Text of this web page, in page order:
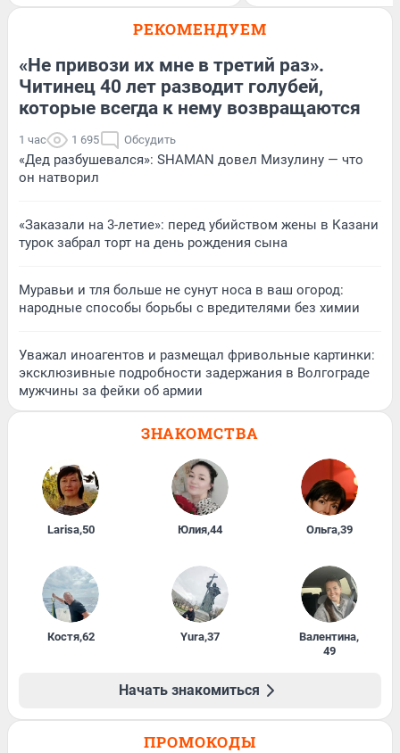
РЕКОМЕНДУЕМ
«Не привози их мне в третий раз».
Читинец 40 лет разводит голубей,
которые всегда к нему возвращаются
1 час 1 695 Обсудить
«Дед разбушевался»: SHAMAN довел Мизулину — что
он натворил
«Заказали на 3-летие»: перед убийством жены в Казани
турок забрал торт на день рождения сына
Муравьи и тля больше не сунут носа в ваш огород:
народные способы борьбы с вредителями без химии
Уважал иноагентов и размещал фривольные картинки:
эксклюзивные подробности задержания в Волгограде
мужчины за фейки об армии
ЗНАКОМСТВА
Larisa,50 Юлия,44 Ольга,39
Костя,62 Yura,37 Валентина,
49
Начать знакомиться
ПРОМОКОДЫ